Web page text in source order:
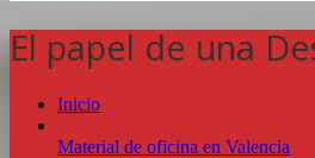
El papel de una
Inicio
Material de oficina en Valencia